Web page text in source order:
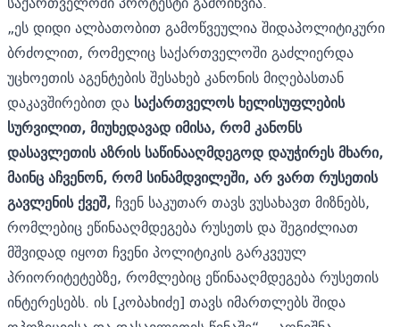
„ეს დიდი ალბათობით გამოწვეულია შიდაპოლიტიკური
ბრძოლით, რომელიც საქართველოში გაძლიერდა
უცხოეთის აგენტების შესახებ კანონის მიღებასთან
დაკავშირებით და საქართველოს ხელისუფლების
სურვილით, მიუხედავად იმისა, რომ კანონს
დასავლეთის აზრის საწინააღმდეგოდ დაუჭირეს მხარი,
მაინც აჩვენონ, რომ სინამდვილეში, არ ვართ რუსეთის
გავლენის ქვეშ, ჩვენ საკუთარ თავს ვუსახავთ მიზნებს,
რომლებიც ეწინააღმდეგება რუსეთს და შეგიძლიათ
მშვიდად იყოთ ჩვენი პოლიტიკის გარკვეულ
პრიორიტეტებზე, რომლებიც ეწინააღმდეგება რუსეთის
ინტერესებს. ის [კობახიძე] თავს იმართლებს შიდა